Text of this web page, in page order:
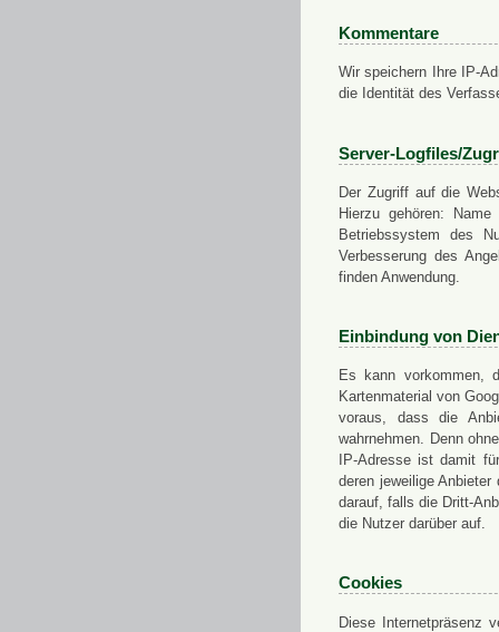
Kommentare
Wir speichern Ihre IP-
die Identität des
Server-Logfiles/
Der Zugriff auf die
Hierzu gehören:
Betriebssystem des
Verbesserung des
finden Anwendung.
Einbindung von
Es kann vorkommen,
Kartenmaterial von
voraus, dass die
wahrnehmen. Denn
IP-Adresse ist damit
deren jeweilige
darauf, falls die Dritt-
die Nutzer darüber auf.
Cookies
Diese Internetpräsenz